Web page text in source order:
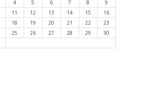
4 5 6 7 8
9
11 12 13 14 15
16
18 19 20 21 22
23
25 26 27 28 29
30